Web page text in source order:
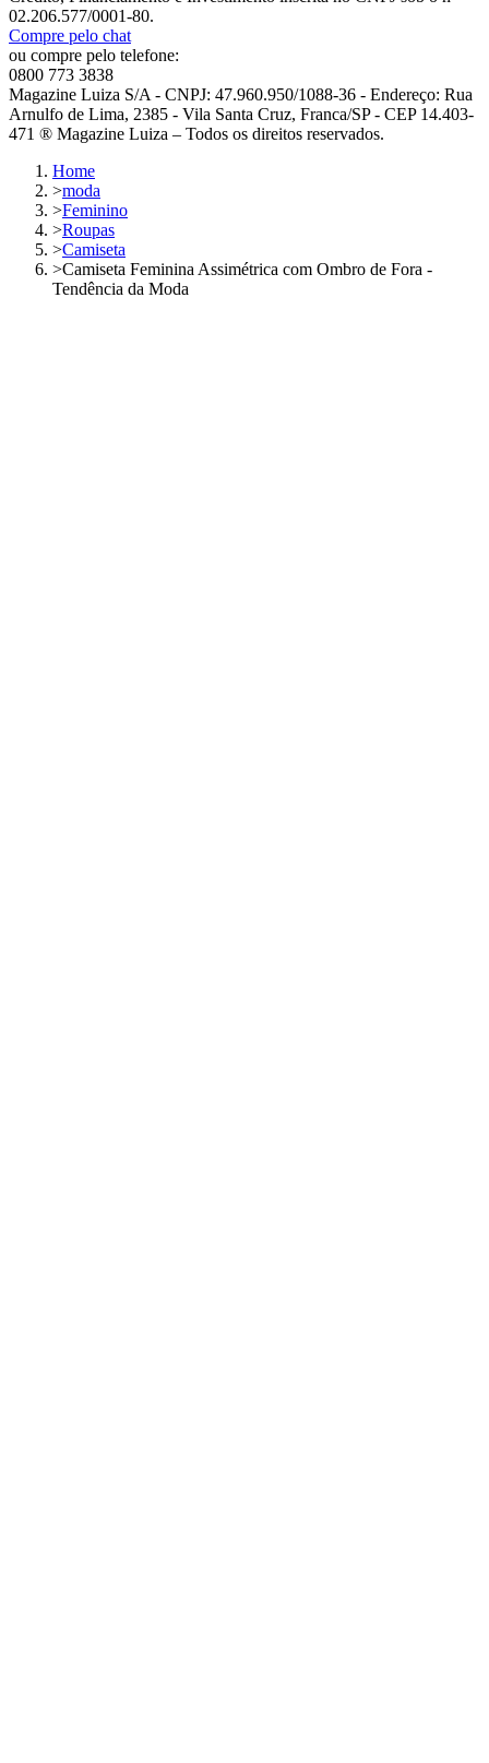
02.206.577/0001-80.
Compre pelo chat
ou compre pelo telefone:
0800 773 3838
Magazine Luiza S/A - CNPJ: 47.960.950/1088-36 - Endereço: Rua
Arnulfo de Lima, 2385 - Vila Santa Cruz, Franca/SP - CEP 14.403-
471 ® Magazine Luiza – Todos os direitos reservados.
Home
>moda
>Feminino
>Roupas
>Camiseta
>Camiseta Feminina Assimétrica com Ombro de Fora -
Tendência da Moda